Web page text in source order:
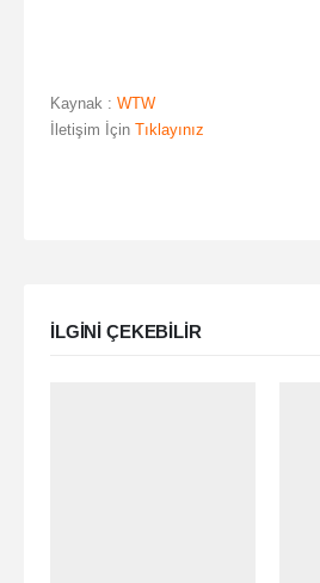
Kaynak : WTW
İletişim İçin Tıklayınız
ILGINI ÇEKEBILIR